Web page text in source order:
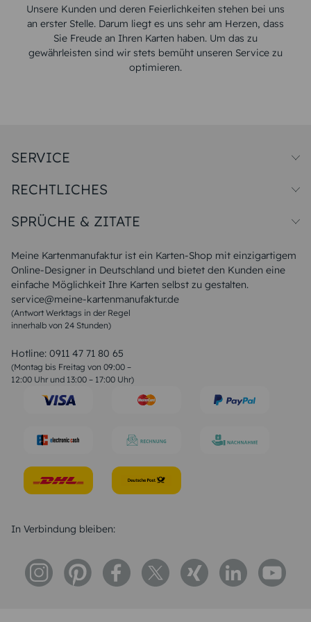
Unsere Kunden und deren Feierlichkeiten stehen bei uns
an erster Stelle. Darum liegt es uns sehr am Herzen, dass
Sie Freude an Ihren Karten haben. Um das zu
gewährleisten sind wir stets bemüht unseren Service zu
optimieren.
Meine Kartenmanufaktur ist ein Karten-Shop mit einzigartigem
Online-Designer in Deutschland und bietet den Kunden eine
einfache Möglichkeit Ihre Karten selbst zu gestalten.
service@meine-kartenmanufaktur.de
(Antwort Werktags in der Regel
innerhalb von 24 Stunden)
Hotline: 0911 47 71 80 65
(Montag bis Freitag von 09:00 –
12:00 Uhr und 13:00 – 17:00 Uhr)
SERVICE
Papiersorten
Unsere Produktion
Magazin
FAQ
RECHTLICHES
Widerrufsbelehrung
SPRÜCHE & ZITATE
Liebeskummer Sprüche
Sommer Sprüche
Muttertagssprüche
Sprüche zur Hochzeit
Sprüche zur Konfirmation & Kommunion
Weihnachtsgedichte
Liebessprüche
Geburtstagssprüche
Trauersprüche
Konfirmation Glückwünsche
In Verbindung bleiben: